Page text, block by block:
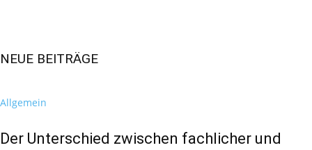
NEUE BEITRÄGE
Allgemein
Der Unterschied zwischen fachlicher und